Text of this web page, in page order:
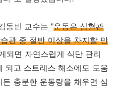
동빈 교수는 "운동은 심혈관
관 중 절반 이상을 차지할 만
되면 자연스럽게 식단 관리
되고 스트레스 해소에도 도움
충분한 운동량을 채우면 심